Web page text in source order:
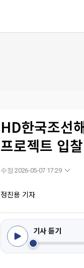
HD한국조
프로젝트 입
수정 2026-05-07 17:29
정진용 기자
기사 듣기